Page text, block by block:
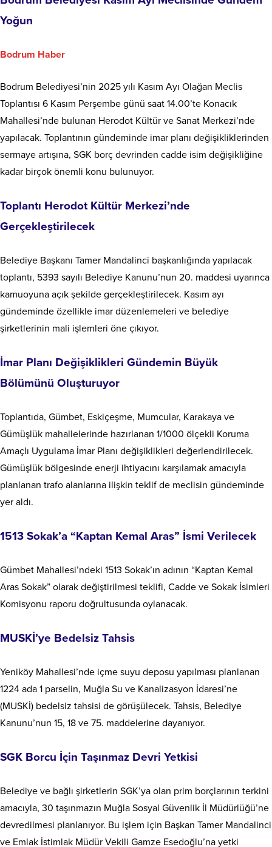
Yoğun
Bodrum Haber
Bodrum Belediyesi’nin 2025 yılı Kasım Ayı Olağan Meclis
Toplantısı 6 Kasım Perşembe günü saat 14.00’te Konacık
Mahallesi’nde bulunan Herodot Kültür ve Sanat Merkezi’nde
yapılacak. Toplantının gündeminde imar planı değişikliklerinden
sermaye artışına, SGK borç devrinden cadde isim değişikliğine
kadar birçok önemli konu bulunuyor.
Toplantı Herodot Kültür Merkezi’nde
Gerçekleştirilecek
Belediye Başkanı Tamer Mandalinci başkanlığında yapılacak
toplantı, 5393 sayılı Belediye Kanunu’nun 20. maddesi uyarınca
kamuoyuna açık şekilde gerçekleştirilecek. Kasım ayı
gündeminde özellikle imar düzenlemeleri ve belediye
şirketlerinin mali işlemleri öne çıkıyor.
İmar Planı Değişiklikleri Gündemin Büyük
Bölümünü Oluşturuyor
Toplantıda, Gümbet, Eskiçeşme, Mumcular, Karakaya ve
Gümüşlük mahallelerinde hazırlanan 1/1000 ölçekli Koruma
Amaçlı Uygulama İmar Planı değişiklikleri değerlendirilecek.
Gümüşlük bölgesinde enerji ihtiyacını karşılamak amacıyla
planlanan trafo alanlarına ilişkin teklif de meclisin gündeminde
yer aldı.
1513 Sokak’a “Kaptan Kemal Aras” İsmi Verilecek
Gümbet Mahallesi’ndeki 1513 Sokak’ın adının “Kaptan Kemal
Aras Sokak” olarak değiştirilmesi teklifi, Cadde ve Sokak İsimleri
Komisyonu raporu doğrultusunda oylanacak.
MUSKİ’ye Bedelsiz Tahsis
Yeniköy Mahallesi’nde içme suyu deposu yapılması planlanan
1224 ada 1 parselin, Muğla Su ve Kanalizasyon İdaresi’ne
(MUSKİ) bedelsiz tahsisi de görüşülecek. Tahsis, Belediye
Kanunu’nun 15, 18 ve 75. maddelerine dayanıyor.
SGK Borcu İçin Taşınmaz Devri Yetkisi
Belediye ve bağlı şirketlerin SGK’ya olan prim borçlarının terkini
amacıyla, 30 taşınmazın Muğla Sosyal Güvenlik İl Müdürlüğü’ne
devredilmesi planlanıyor. Bu işlem için Başkan Tamer Mandalinci
ve Emlak İstimlak Müdür Vekili Gamze Esedoğlu’na yetki